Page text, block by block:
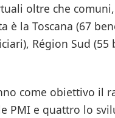
oltre che
è la Toscana (67
Région Sud (55
come obiettivo il
PMI e quattro lo